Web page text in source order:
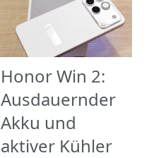
Honor Win 2:
Ausdauernder
Akku und
aktiver Kühler